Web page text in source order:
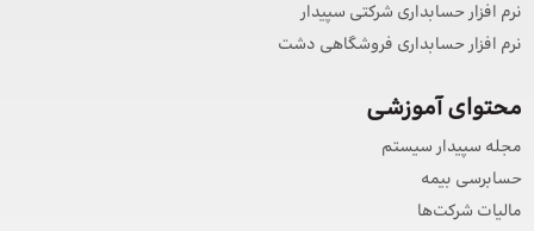
نرم افزار حسابداری شرکتی سپیدار
نرم افزار حسابداری فروشگاهی دشت
محتوای آموزشی
مجله سپیدار سیستم
حسابرسی بیمه
مالیات شرکت‌ها